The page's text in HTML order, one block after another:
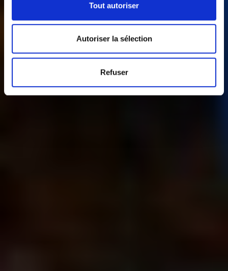
Tout autoriser
Autoriser la sélection
Refuser